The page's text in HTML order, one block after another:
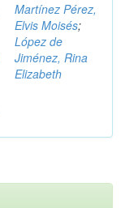
Martínez Pérez,
Elvis Moisés;
López de
Jiménez, Rina
Elizabeth